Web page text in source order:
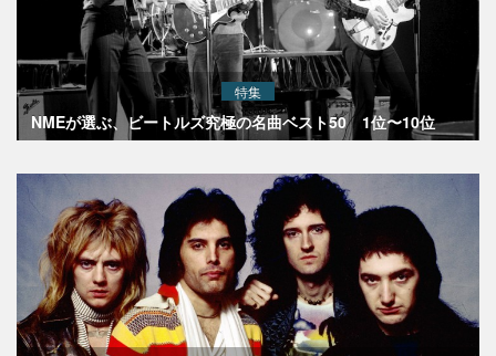
特集
NMEが選ぶ、ビートルズ究極の名曲ベスト50 1位〜10位